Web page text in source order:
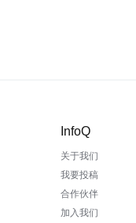
InfoQ
关于我们
我要投稿
合作伙伴
加入我们